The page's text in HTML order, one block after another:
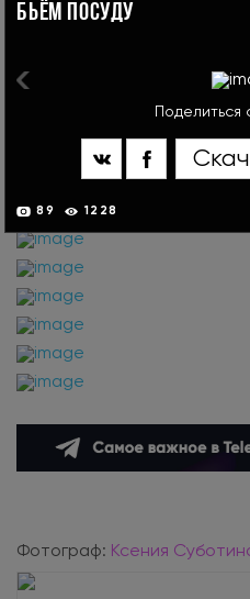
Фотограф: Ксения
БЬЁМ ПОСУДУ
Поделиться
89 1228